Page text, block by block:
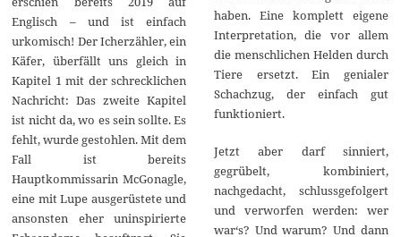
Englisch – und ist einfach
urkomisch! Der Icherzähler, ein
Käfer, überfällt uns gleich in
Kapitel 1 mit der schrecklichen
Nachricht: Das zweite Kapitel
ist nicht da, wo es sein sollte. Es
fehlt, wurde gestohlen. Mit dem
Fall ist bereits
Hauptkommissarin McGonagle,
eine mit Lupe ausgerüstete und
ansonsten eher uninspirierte
haben. Eine komplett eigene
Interpretation, die vor allem
die menschlichen Helden durch
Tiere ersetzt. Ein genialer
Schachzug, der einfach gut
funktioniert.
Jetzt aber darf sinniert,
gegrübelt, kombiniert,
nachgedacht, schlussgefolgert
und verworfen werden: wer
war‘s? Und warum? Und dann